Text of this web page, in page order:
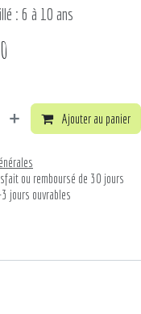
: 6 à 10 ans
Ajouter au panier
ou remboursé de 30 jours
jours ouvrables